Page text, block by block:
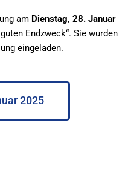
am Dienstag, 28. Januar
Endzweck“. Sie wurden
eingeladen.
2025